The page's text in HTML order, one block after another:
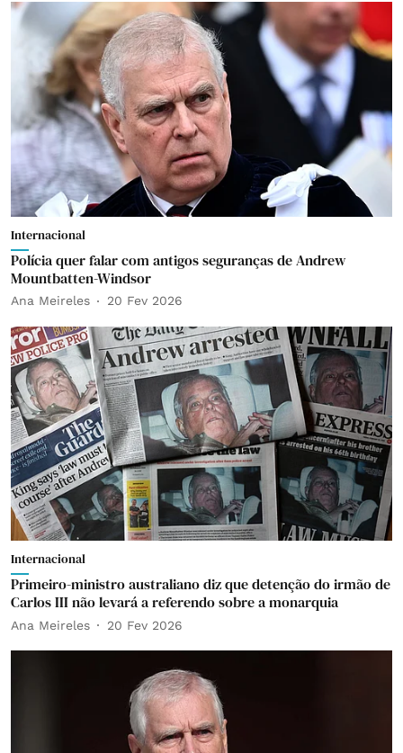
Internacional
Polícia quer falar com antigos seguranças de Andrew
Mountbatten-Windsor
Ana Meireles 20 Fev 2026
Internacional
Primeiro-ministro australiano diz que detenção do irmão de
Carlos III não levará a referendo sobre a monarquia
Ana Meireles 20 Fev 2026